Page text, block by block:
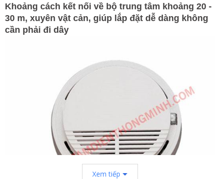
Khoảng cách kết nối về bộ trung tâm khoảng 20 -
30 m, xuyên vật cản, giúp lắp đặt dễ dàng không
cần phải đi dây
Xem tiếp